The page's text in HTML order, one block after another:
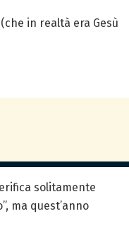
in realtà era Gesù
solitamente
ma quest’anno